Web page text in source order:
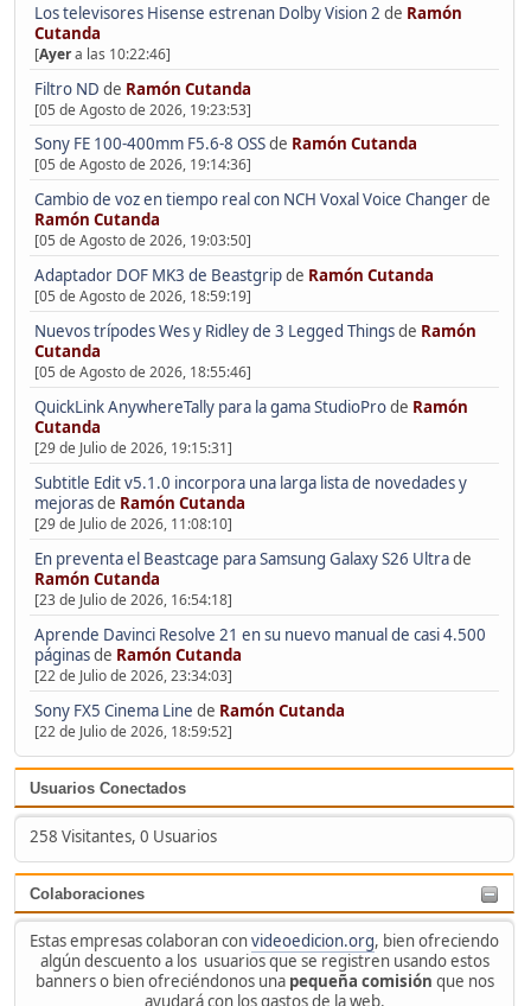
Los televisores Hisense estrenan Dolby Vision 2 de Ramón
Cutanda
[Ayera las 10:22:46]
Filtro ND de Ramón Cutanda
[05 de Agosto de 2026, 19:23:53]
Sony FE 100-400mm F5.6-8 OSSde Ramón Cutanda
[05 de Agosto de 2026, 19:14:36]
Cambio de voz en tiempo real con NCH Voxal Voice Changerde
Ramón Cutanda
[05 de Agosto de 2026, 19:03:50]
Adaptador DOF MK3 de Beastgripde Ramón Cutanda
[05 de Agosto de 2026, 18:59:19]
Nuevos trípodes Wes y Ridley de 3 Legged Thingsde Ramón
Cutanda
[05 de Agosto de 2026, 18:55:46]
QuickLink AnywhereTally para la gama StudioProde Ramón
Cutanda
[29 de Julio de 2026, 19:15:31]
Subtitle Edit v5.1.0 incorpora una larga lista de novedades y
mejorasde Ramón Cutanda
[29 de Julio de 2026, 11:08:10]
En preventa el Beastcage para Samsung Galaxy S26 Ultrade
Ramón Cutanda
[23 de Julio de 2026, 16:54:18]
Aprende Davinci Resolve 21 en su nuevo manual de casi 4.500
páginasde Ramón Cutanda
[22 de Julio de 2026, 23:34:03]
Sony FX5 Cinema Line de Ramón Cutanda
[22 de Julio de 2026, 18:59:52]
Usuarios Conectados
258 Visitantes, 0 Usuarios
Colaboraciones
Estas empresas colaboran convideoedicion.org, bien ofreciendo
algún descuento a los usuarios que se registren usando estos
banners o bien ofreciéndonos una pequeña comisión que nos
ayudará con los gastos de la web.